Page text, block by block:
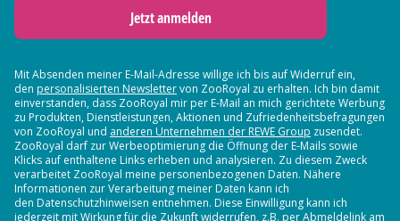
Jetzt anmelden
Mit Absenden meiner E-Mail-Adresse willige ich bis auf Widerruf ein,
den personalisierten Newslettervon ZooRoyal zu erhalten. Ich bin damit
einverstanden, dass ZooRoyal mir per E-Mail an mich gerichtete Werbung
zu Produkten, Dienstleistungen, Aktionen und Zufriedenheitsbefragungen
von ZooRoyal und anderen Unternehmen der REWE Group zusendet.
ZooRoyal darf zur Werbeoptimierung die Öffnung der E-Mails sowie
Klicks auf enthaltene Links erheben und analysieren. Zu diesem Zweck
verarbeitet ZooRoyal meine personenbezogenen Daten. Nähere
Informationen zur Verarbeitung meiner Daten kann ich
den Datenschutzhinweisen entnehmen. Diese Einwilligung kann ich
jederzeit mit Wirkung für die Zukunft widerrufen, z.B. per Abmeldelink am